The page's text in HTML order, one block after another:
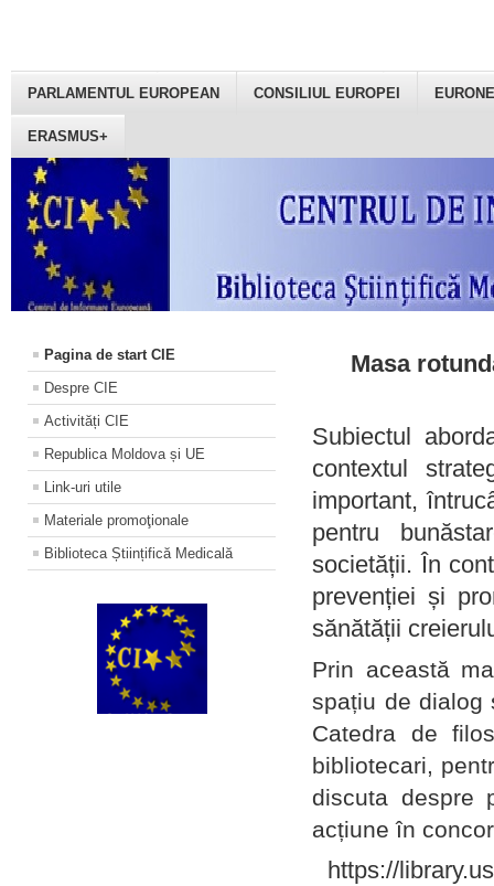
PARLAMENTUL EUROPEAN CONSILIUL EUROPEI
ERASMUS+
Pagina de start CIE
Despre CIE
Activități CIE
Republica Moldova și UE
Link-uri utile
Materiale promoţionale
Biblioteca Științifică Medicală
Masa
Subiectul
contextul
important,
pentru
societății. În
prevenției și
sănătății
Prin această
spațiu de dialog
Catedra de
bibliotecari,
discuta despre
acțiune în
https://